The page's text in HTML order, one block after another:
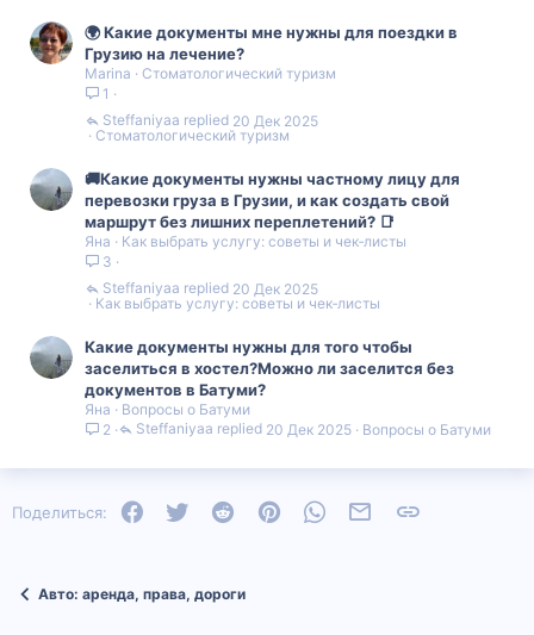
🌍 Какие документы мне нужны для поездки в
Грузию на лечение?
Marina
Стоматологический туризм
1
Стоматологический туризм
20 Дек 2025
Steffaniyaa
🚚Какие документы нужны частному лицу для
перевозки груза в Грузии, и как создать свой
маршрут без лишних переплетений? 📑
Яна
Как выбрать услугу: советы и чек‑листы
3
Как выбрать услугу: советы и чек‑листы
20 Дек 2025
Steffaniyaa
Какие документы нужны для того чтобы
заселиться в хостел?Можно ли заселится без
документов в Батуми?
Яна
Вопросы о Батуми
2
Вопросы о Батуми
20 Дек 2025
Steffaniyaa
Поделиться: FacebookTwitter Reddit PinterestWhatsAppЭлектронная почта
Авто: аренда, права, дороги